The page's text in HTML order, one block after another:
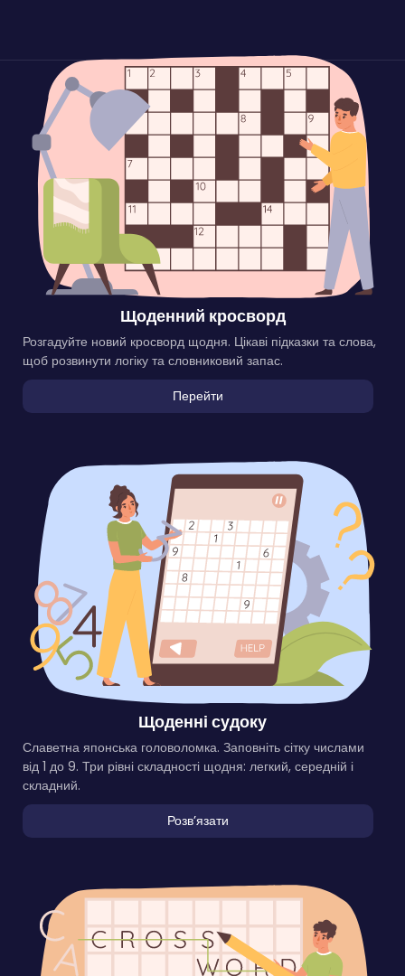
Щоденний кросворд
Розгадуйте новий кросворд щодня. Цікаві підказки та слова,
щоб розвинути логіку та словниковий запас.
Перейти
Щоденні судоку
Славетна японська головоломка. Заповніть сітку числами
від 1 до 9. Три рівні складності щодня: легкий, середній і
складний.
Розвʼязати